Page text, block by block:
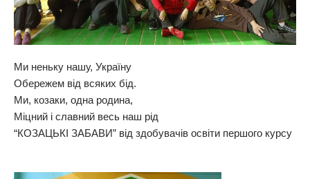
Ми неньку нашу, Україну
Обережем від всяких бід.
Ми, козаки, одна родина,
Міцний і славний весь наш рід
“КОЗАЦЬКІ ЗАБАВИ” від здобувачів освіти першого курсу